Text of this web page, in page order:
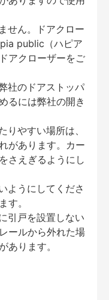
せん。ドアクロー
public（ハピア
アクローザーをご
社のドアストッパ
るには弊社の開き
やすい場所は、
があります。カー
さえぎるようにし
ようにしてくださ
す。
引戸を設置しない
ールから外れた場
あります。